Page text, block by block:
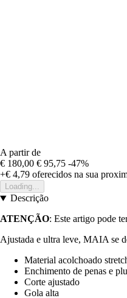
A partir de
€ 180,00 € 95,75 -47%
+€ 4,79 oferecidos na sua
Loading...
Descrição
ATENÇÃO: Este artigo pode
Ajustada e ultra leve, MAIA se
Material acolchoado
Enchimento de penas e
Corte ajustado
Gola alta